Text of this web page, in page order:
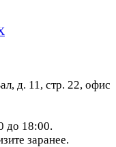
д. 11, стр. 22, офис
до 18:00.
заранее.